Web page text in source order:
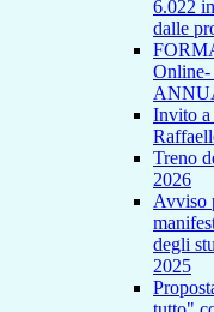
6.022
dalle
Invito a
Treno
2026
Avviso
degli
2025